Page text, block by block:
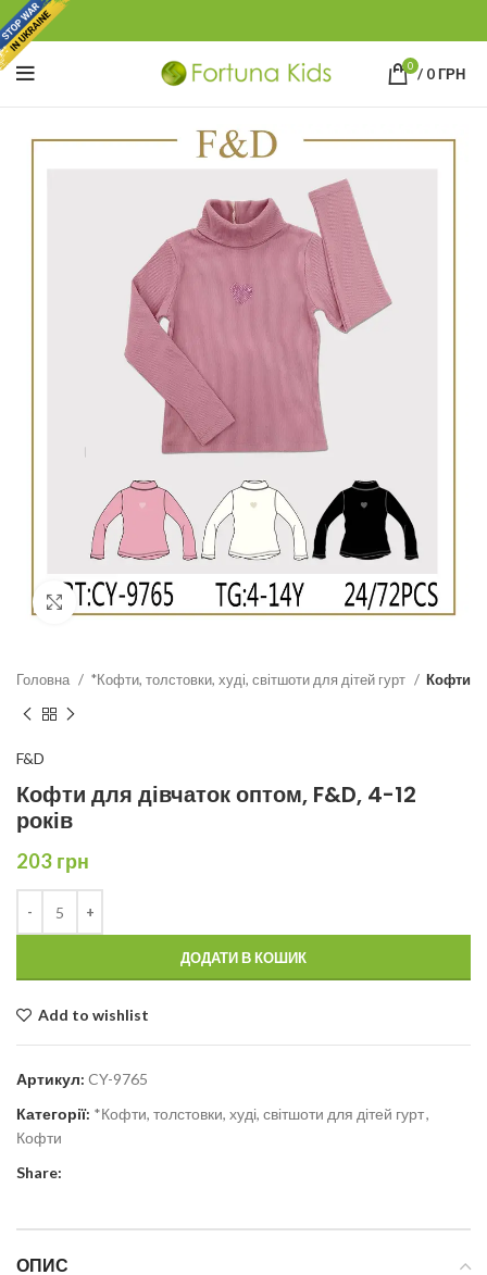
0 / 0ГРН
Click to enlarge
Головна *Кофти, толстовки, худі, світшоти для дітей гурт Кофти
F&D
Кофти для дівчаток оптом, F&D, 4-12
років
203 грн
ДОДАТИ В КОШИК
Add to wishlist
Артикул: CY-9765
Категорії: *Кофти, толстовки, худі, світшоти для дітей гурт,
Кофти
Share:
ОПИС